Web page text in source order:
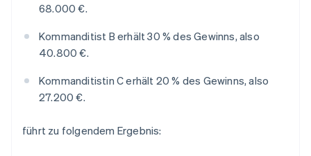
68.000 €.
Kommanditist B erhält 30 % des Gewinns, also
40.800 €.
Kommanditistin C erhält 20 % des Gewinns, also
27.200 €.
führt zu folgendem Ergebnis: